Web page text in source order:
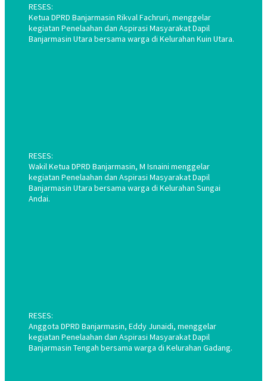
RESES:
Ketua DPRD Banjarmasin Rikval Fachruri, menggelar
kegiatan Penelaahan dan Aspirasi Masyarakat Dapil
Banjarmasin Utara bersama warga di Kelurahan Kuin Utara.
RESES:
Wakil Ketua DPRD Banjarmasin, M Isnaini menggelar
kegiatan Penelaahan dan Aspirasi Masyarakat Dapil
Banjarmasin Utara bersama warga di Kelurahan Sungai
Andai.
RESES:
Anggota DPRD Banjarmasin, Eddy Junaidi, menggelar
kegiatan Penelaahan dan Aspirasi Masyarakat Dapil
Banjarmasin Tengah bersama warga di Kelurahan Gadang.